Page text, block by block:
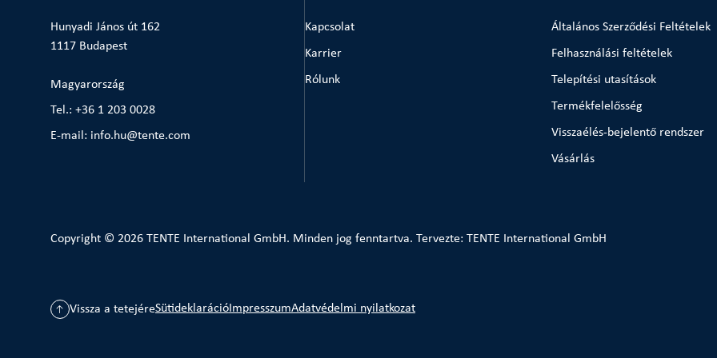
Hunyadi János út 162
1117 Budapest
Magyarország
Tel.: +36 1 203 0028
E-mail: info.hu@tente.com
Kapcsolat
Karrier
Rólunk
Általános Szerződési Feltételek
Felhasználási feltételek
Telepítési utasítások
Termékfelelősség
Visszaélés-bejelentő rendszer
Vásárlás
Copyright © 2026 TENTE International GmbH. Minden jog fenntartva. Tervezte: TENTE International GmbH
Vissza a tetejéreSütideklarációImpresszumAdatvédelmi nyilatkozat